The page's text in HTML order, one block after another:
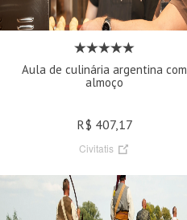
Aula de culinária argentina com
almoço
R$ 407,17
Civitatis